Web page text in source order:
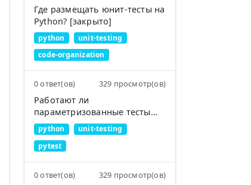
Где размещать юнит-тесты на
Python? [закрыто]
python
unit-testing
code-organization
0 ответ(ов) 329 просмотр(ов)
Работают ли
параметризованные тесты
pytest с тестами на основе
классов unittest?
python
unit-testing
pytest
0 ответ(ов) 329 просмотр(ов)